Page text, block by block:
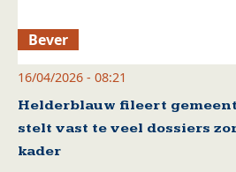
Bever
16/04/2026 - 08:21
Helderblauw fileert
stelt vast te veel dossiers
kader